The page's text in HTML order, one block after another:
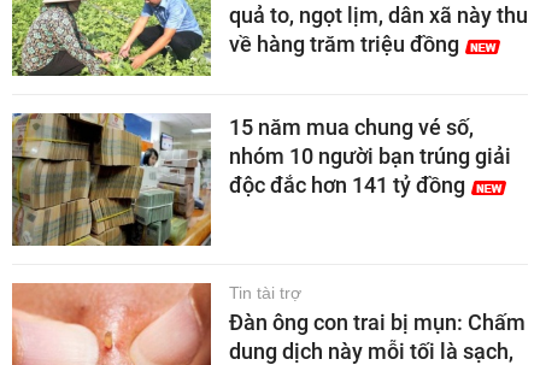
quả to, ngọt lịm, dân xã này thu
về hàng trăm triệu đồng
15 năm mua chung vé số,
nhóm 10 người bạn trúng giải
độc đắc hơn 141 tỷ đồng
Tin tài trợ
Đàn ông con trai bị mụn: Chấm
dung dịch này mỗi tối là sạch,